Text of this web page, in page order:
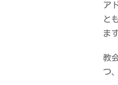
ア
と
ま
教
つ